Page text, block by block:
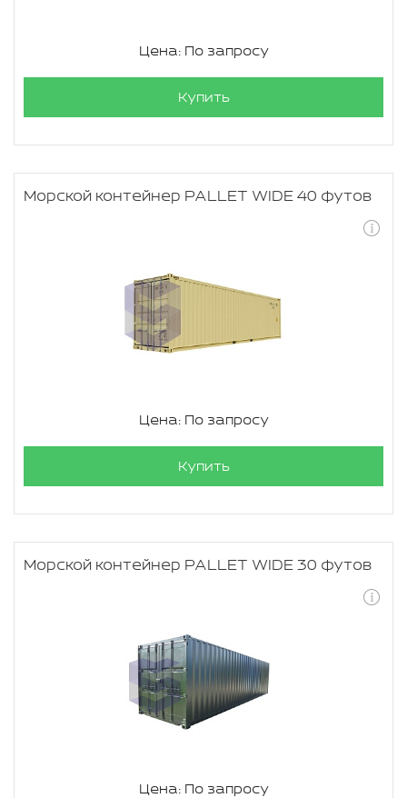
Цена: По запросу
Купить
Морской контейнер PALLET WIDE 40 футов
Цена: По запросу
Купить
Морской контейнер PALLET WIDE 30 футов
Цена: По запросу